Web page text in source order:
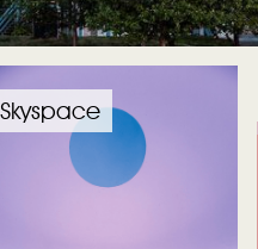
Skyspace